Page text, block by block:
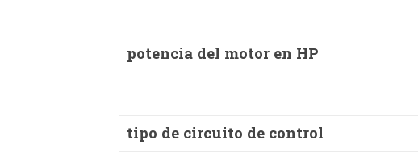
potencia del motor en HP
tipo de circuito de control